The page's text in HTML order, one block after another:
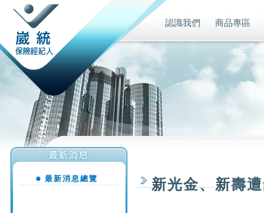
認識我們 商品專區
最新消息總覽 新光金、新壽